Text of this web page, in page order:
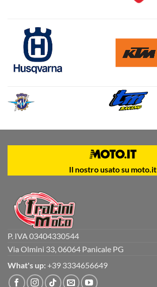
Il nostro usato su moto.it
P. IVA 03404330544
Via Olmini 33, 06064 Panicale PG
What's up: +39 3334656649